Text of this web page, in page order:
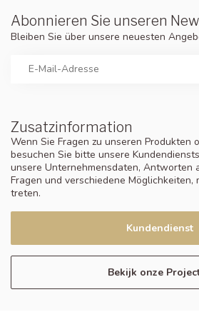
Zusatzinformation
Wenn Sie Fragen zu unseren Produkten
besuchen Sie bitte unsere
unsere Unternehmensdaten, Antworten
Fragen und verschiedene Möglichkeiten,
treten.
Kundendienst
Bekijk onze
Abonnieren Sie unseren
Bleiben Sie über unsere neuesten